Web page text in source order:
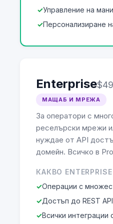
Управление на
Персонализиране
Enterprise
МАЩАБ И МРЕЖА
За оператори с
реселърски мрежи
нуждае от API
домейн. Всичко в
КАКВО
Операции с
Достъп до REST API
Всички интеграции